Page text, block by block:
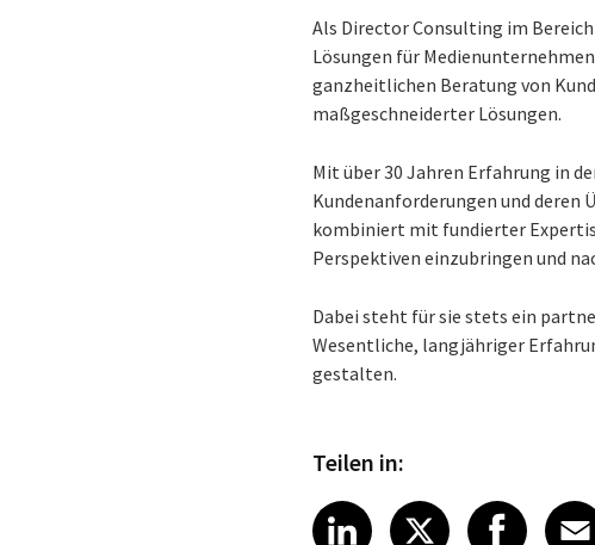
Als Director Consulting im
Lösungen für
ganzheitlichen Beratung von
maßgeschneiderter Lösungen.
Mit über 30 Jahren Erfahrung in
Kundenanforderungen und deren
kombiniert mit fundierter
Perspektiven einzubringen und
Dabei steht für sie stets ein
Wesentliche, langjähriger
gestalten.
Teilen in:
Share article on
LinkedIn
Share
XShare